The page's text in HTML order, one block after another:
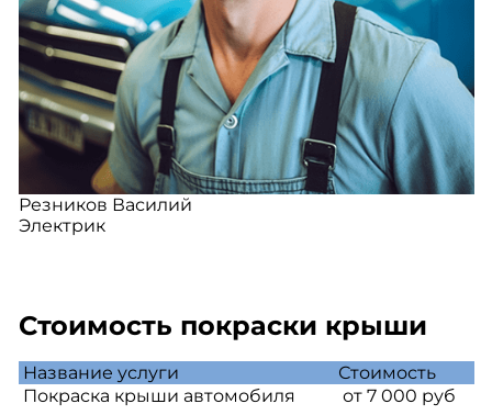
Резников Василий
Электрик
Стоимость покраски крыши
Название услуги
Стоимость
Покраска крыши автомобиля
от 7 000 руб